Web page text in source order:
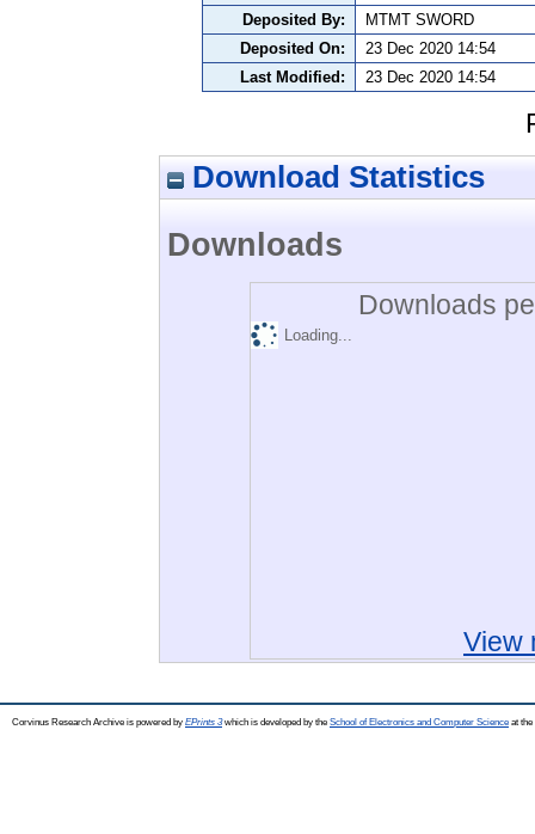
Deposited By:
MTMT SWORD
Deposited On:
23 Dec 2020 14:54
Last Modified:
23 Dec 2020 14:54
Download Statistics
Downloads
Downloads
Loading...
View
Corvinus Research Archive is powered by EPrints 3which is developed by the School of Electronics and Computer Science at